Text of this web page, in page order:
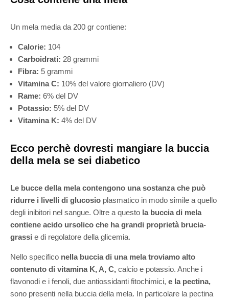
Un mela media da 200 gr contiene:
Calorie: 104
Carboidrati: 28 grammi
Fibra: 5 grammi
Vitamina C: 10% del valore giornaliero (DV)
Rame: 6% del DV
Potassio: 5% del DV
Vitamina K: 4% del DV
Ecco perchè dovresti mangiare la buccia
della mela se sei diabetico
Le bucce della mela contengono una sostanza che può
ridurre i livelli di glucosio plasmatico in modo simile a quello
degli inibitori nel sangue. Oltre a questo la buccia di mela
contiene acido ursolico che ha grandi proprietà brucia-
grassi e di regolatore della glicemia.
Nello specifico nella buccia di una mela troviamo alto
contenuto di vitamina K, A, C, calcio e potassio. Anche i
flavonodi e i fenoli, due antiossidanti fitochimici, e la pectina,
sono presenti nella buccia della mela. In particolare la pectina